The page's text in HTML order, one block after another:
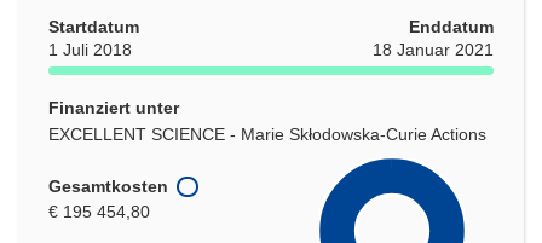
Startdatum
1 Juli 2018
Enddatum
18 Januar 2021
Finanziert unter
EXCELLENT SCIENCE - Marie Skłodowska-Curie Actions
Gesamtkosten
€ 195 454,80